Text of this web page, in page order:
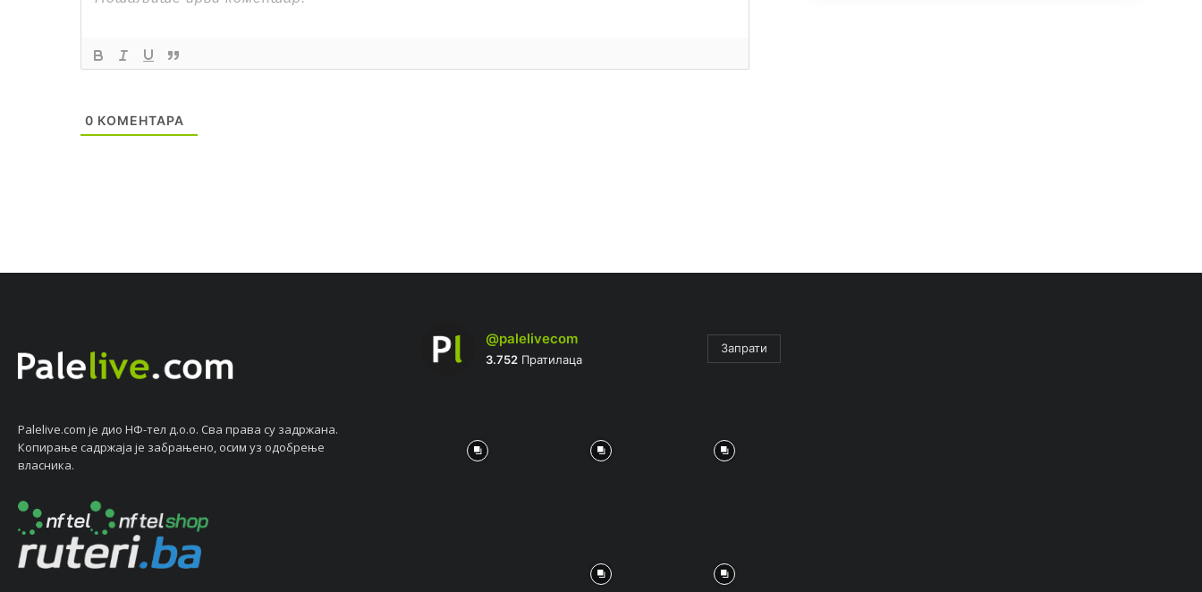
0 КОМЕНТАРА
Palelive.com јe дио НФ-тeл д.о.о. Сва права су задржана.
Копирањe садржаја јe забрањeно, осим уз одобрeњe
власника.
@palelivecom
3.752Пратилаца
Запрати